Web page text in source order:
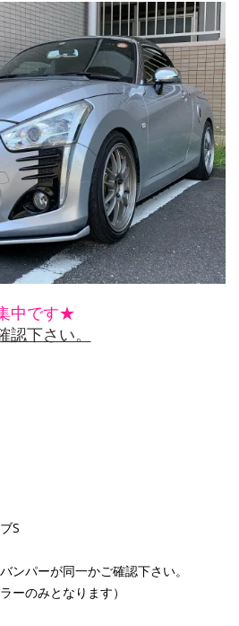
中です★
下さい。
S
ンパーが同一かご確認下さい。
ーのみとなります）